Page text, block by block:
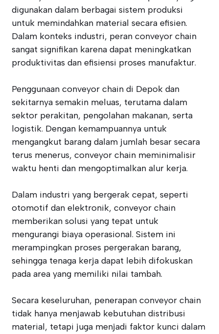
digunakan dalam berbagai sistem produksi
untuk memindahkan material secara efisien.
Dalam konteks industri, peran conveyor chain
sangat signifikan karena dapat meningkatkan
produktivitas dan efisiensi proses manufaktur.
Penggunaan conveyor chain di Depok dan
sekitarnya semakin meluas, terutama dalam
sektor perakitan, pengolahan makanan, serta
logistik. Dengan kemampuannya untuk
mengangkut barang dalam jumlah besar secara
terus menerus, conveyor chain meminimalisir
waktu henti dan mengoptimalkan alur kerja.
Dalam industri yang bergerak cepat, seperti
otomotif dan elektronik, conveyor chain
memberikan solusi yang tepat untuk
mengurangi biaya operasional. Sistem ini
merampingkan proses pergerakan barang,
sehingga tenaga kerja dapat lebih difokuskan
pada area yang memiliki nilai tambah.
Secara keseluruhan, penerapan conveyor chain
tidak hanya menjawab kebutuhan distribusi
material, tetapi juga menjadi faktor kunci dalam